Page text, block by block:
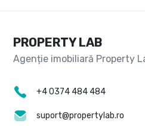
PROPERTY LAB
+4 0374 484 484
suport@propertylab.ro